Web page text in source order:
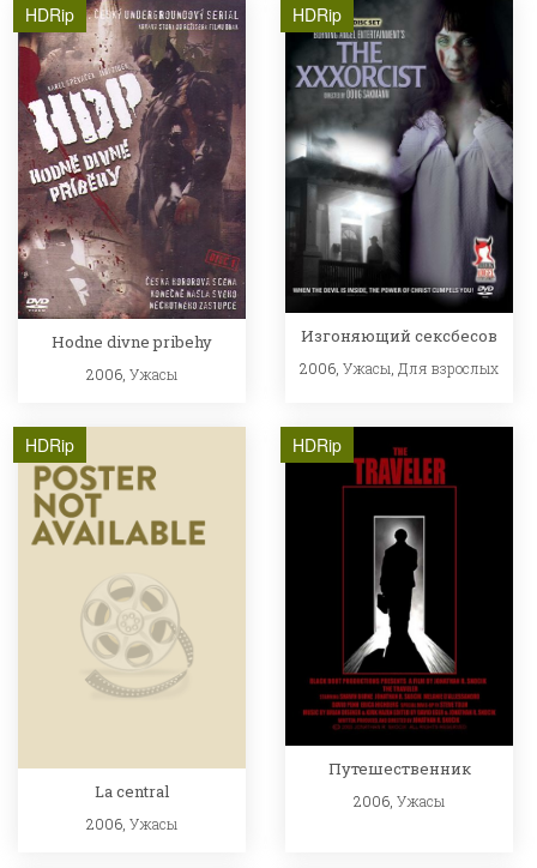
HDRip
Hodne divne pribehy
2006, Ужасы
HDRip
Изгоняющий сексбесов
2006,Ужасы,Для взрослых
HDRip
La central
2006, Ужасы
HDRip
Путешественник
2006,Ужасы